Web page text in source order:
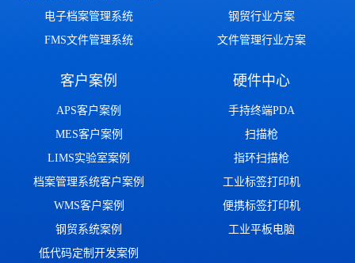
电子档案管理系统
FMS文件管理系统
钢贸行业方案
文件管理行业方案
客户案例
APS客户案例
MES客户案例
LIMS实验室案例
档案管理系统客户案例
WMS客户案例
钢贸系统案例
低代码定制开发案例
硬件中心
手持终端PDA
扫描枪
指环扫描枪
工业标签打印机
便携标签打印机
工业平板电脑